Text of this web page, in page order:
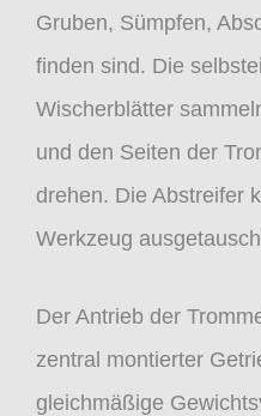
Gruben, Sümpfen,
finden sind. Die
Wischerblätter
und den Seiten der
drehen. Die Abstreifer
Werkzeug
Der Antrieb der
zentral montierter
gleichmäßige